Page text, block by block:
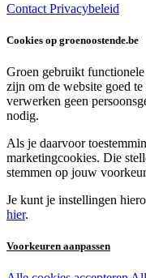
Contact Privacybeleid
Cookies op groenoostende.be
Groen gebruikt
zijn om de website goed
verwerken geen
nodig.
Als je daarvoor
marketingcookies. Die
stemmen op jouw
Je kunt je instellingen
hier.
Voorkeuren aanpassen